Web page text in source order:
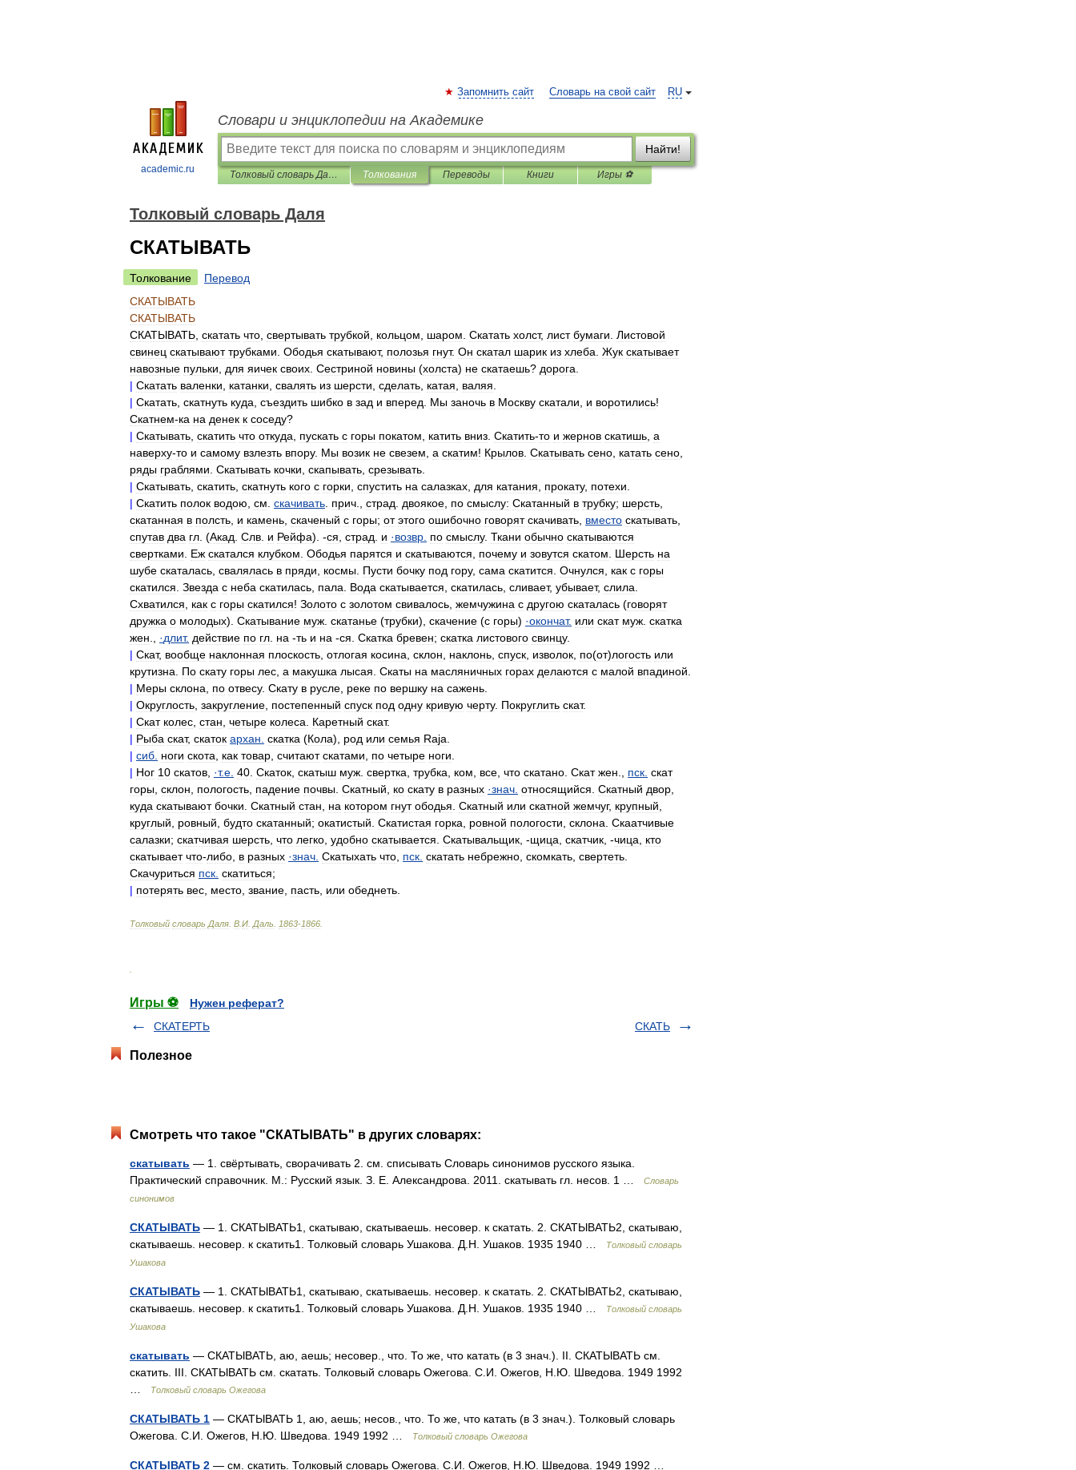
academic.ru
RU
Запомнить сайт Словарь на свой сайт
Словари и энциклопедии на Академике
Найти!
Толковый словарь Даля Толкования Переводы Книги Игры ⚽
Толковый словарь Даля
СКАТЫВАТЬ
Толкование
Перевод
СКАТЫВАТЬ
СКАТЫВАТЬ
СКАТЫВАТЬ скатать что свертывать трубкой кольцом шаром Скатать холст, лист бумаги Листовой
свинец скатывают трубками Ободья скатывают, полозья гнут. Он скатал шарик из хлеба Жук скатывает
навозные пульки для яичек своих Сестриной новины (холста) не скатаешь? дорога
| Скатать валенки катанки свалять из шерсти сделать катая валяя
| Скатать скатнуть куда съездить шибко в зад и вперед Мы заночь в Москву скатали и воротились!
Скатнем-ка на денек к соседу?
| Скатывать скатить что откуда пускать с горы покатом катить вниз Скатить-то и жернов скатишь а
наверху-то и самому взлезть впору. Мы возик не свезем а скатим! Крылов Скатывать сено катать сено
ряды граблями Скатывать кочки скапывать срезывать
| Скатывать скатить скатнуть кого с горки спустить на салазках для катания прокату, потехи
| Скатить полок водою см скачивать прич страд двоякое по смыслу: Скатанный в трубку; шерсть
скатанная в полсть и камень скаченый с горы; от этого ошибочно говорят скачивать вместо скатывать
спутав два гл . (Акад Слв и Рейфа). -ся страд и ·возвр по смыслу. Ткани обычно скатываются
свертками
Еж скатался клубком Ободья парятся и скатываются почему и зовутся скатом Шерсть на
шубе скаталась свалялась в пряди космы Пусти бочку под гору, сама скатится Очнулся как с горы
скатился Звезда с неба скатилась пала Вода скатывается скатилась сливает, убывает, слила
Схватился
как с горы скатился! Золото с золотом свивалось жемчужина с другою скаталась (говорят
дружка о молодых). Скатывание муж скатанье (трубки), скачение (с горы) ·окончат. или скат муж скатка
жен
·длит. действие по гл на -ть и на -ся Скатка бревен; скатка листового свинцу.
| Скат, вообще наклонная плоскость отлогая косина склон наклонь спуск изволок по(от)логость или
крутизна
По скату горы лес а макушка лысая Скаты на масляничных горах делаются с малой впадиной
| Меры склона по отвесу. Скату в русле реке по вершку на сажень
| Округлость закругление постепенный спуск под одну кривую черту. Покруглить скат.
| Скат колес стан четыре колеса Каретный скат.
| Рыба скат, скаток архан скатка (Кола), род или семья Raja
| сиб ноги скота как товар считают скатами по четыре ноги
| Ног 10 скатов ·т.е 40 Скаток скатыш муж свертка трубка ком все что скатано Скат жен пск скат
горы склон пологость падение почвы Скатный ко скату в разных ·знач относящийся Скатный двор
куда скатывают бочки Скатный стан на котором гнут ободья Скатный или скатной жемчуг, крупный
круглый
ровный будто скатанный; окатистый Скатистая горка ровной пологости склона Скаатчивые
салазки; скатчивая шерсть что легко удобно скатывается Скатывальщик , -щица скатчик , -чица
кто
скатывает что-либо в разных ·знач Скатыхать что пск скатать небрежно скомкать свертеть
Скачуриться пск скатиться;
| потерять вес место звание пасть или обеднеть
Толковый словарь Даля В И Даль 1863-1866
Игры ⚽
Нужен реферат?
СКАТЕРТЬ
СКАТЬ
Полезное
Смотреть что такое "СКАТЫВАТЬ" в других словарях:
скатывать — 1. свёртывать, сворачивать 2. см. списывать Словарь синонимов русского языка.
Практический справочник. М.: Русский язык. З. Е. Александрова. 2011. скатывать гл. несов. 1 …
Словарь
синонимов
СКАТЫВАТЬ — 1. СКАТЫВАТЬ1, скатываю, скатываешь. несовер. к скатать. 2. СКАТЫВАТЬ2, скатываю,
скатываешь. несовер. к скатить1. Толковый словарь Ушакова. Д.Н. Ушаков. 1935 1940 …
Толковый словарь
Ушакова
СКАТЫВАТЬ — 1. СКАТЫВАТЬ1, скатываю, скатываешь. несовер. к скатать. 2. СКАТЫВАТЬ2, скатываю,
скатываешь. несовер. к скатить1. Толковый словарь Ушакова. Д.Н. Ушаков. 1935 1940 …
Толковый словарь
Ушакова
скатывать — СКАТЫВАТЬ, аю, аешь; несовер., что. То же, что катать (в 3 знач.). II. СКАТЫВАТЬ см.
скатить. III. СКАТЫВАТЬ см. скатать. Толковый словарь Ожегова. С.И. Ожегов, Н.Ю. Шведова. 1949 1992
Толковый словарь Ожегова
СКАТЫВАТЬ 1 — СКАТЫВАТЬ 1, аю, аешь; несов., что. То же, что катать (в 3 знач.). Толковый словарь
Ожегова. С.И. Ожегов, Н.Ю. Шведова. 1949 1992 …
Толковый словарь Ожегова
СКАТЫВАТЬ 2 — см. скатить. Толковый словарь Ожегова. С.И. Ожегов, Н.Ю. Шведова. 1949 1992 …